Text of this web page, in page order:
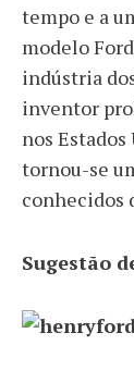
tempo e a
modelo
indústria
inventor
nos
tornou-se
conhecidos
Sugestão